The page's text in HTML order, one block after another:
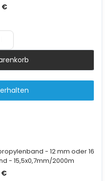
€
- 12 mm oder 16
- 15,5x0,7mm/2000m
€